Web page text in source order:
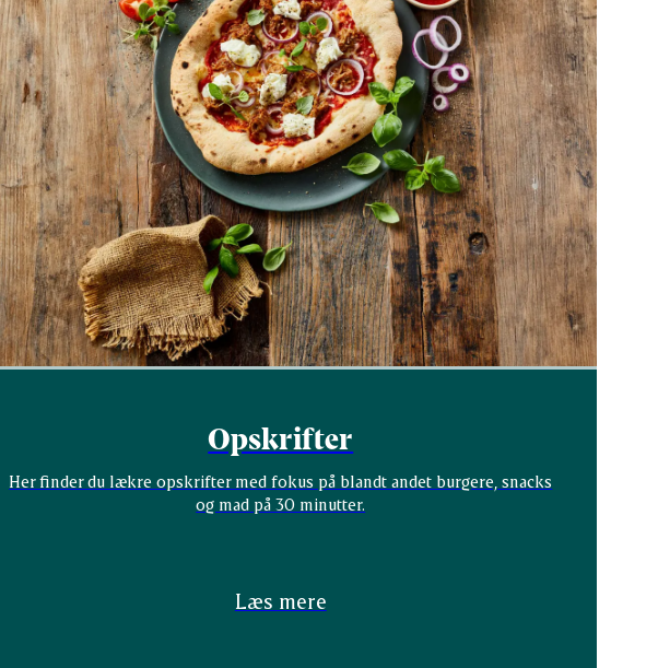
Opskrifter
Her finder du lækre opskrifter med fokus på blandt andet burgere, snacks
og mad på 30 minutter.
Læs mere